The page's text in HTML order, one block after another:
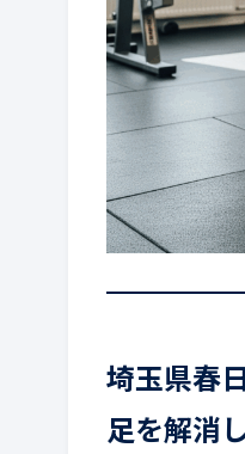
埼玉県春
足を解消